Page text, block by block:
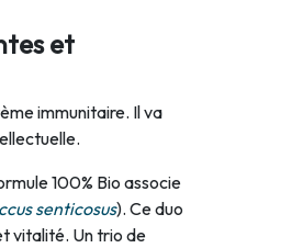
et
immunitaire. Il va
100% Bio associe
senticosus). Ce duo
vitalité. Un trio de